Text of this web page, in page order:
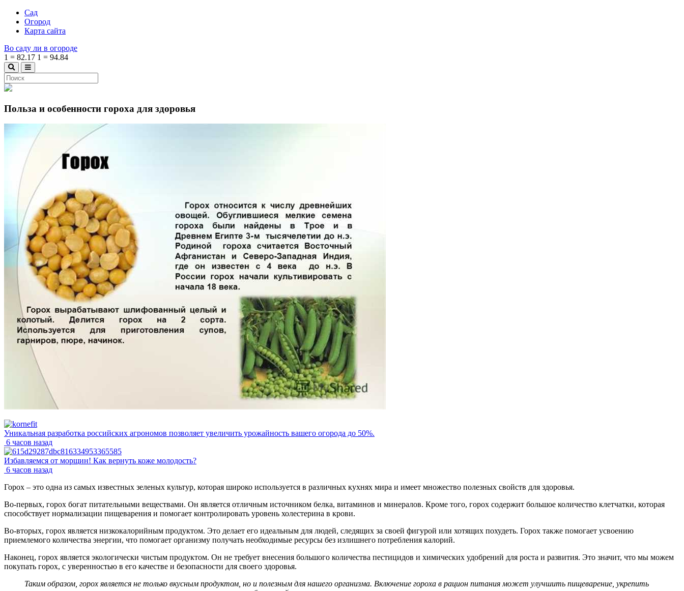
Сад
Огород
Карта сайта
Во саду ли в огороде
1 = 82.17 1 = 94.84
Польза и особенности гороха для здоровья
Уникальная разработка российских агрономов позволяет увеличить урожайность вашего огорода до 50%.
6 часов назад
Избавляемся от морщин! Как вернуть коже молодость?
6 часов назад
Горох – это одна из самых известных зеленых культур, которая широко используется в различных кухнях мира и имеет множество полезных свойств для здоровья.
Во-первых, горох богат питательными веществами. Он является отличным источником белка, витаминов и минералов. Кроме того, горох содержит большое количество клетчатки, которая
способствует нормализации пищеварения и помогает контролировать уровень холестерина в крови.
Во-вторых, горох является низкокалорийным продуктом. Это делает его идеальным для людей, следящих за своей фигурой или хотящих похудеть. Горох также помогает усвоению
приемлемого количества энергии, что помогает организму получать необходимые ресурсы без излишнего потребления калорий.
Наконец, горох является экологически чистым продуктом. Он не требует внесения большого количества пестицидов и химических удобрений для роста и развития. Это значит, что мы можем
покупать горох, с уверенностью в его качестве и безопасности для своего здоровья.
Таким образом, горох является не только вкусным продуктом, но и полезным для нашего организма. Включение гороха в рацион питания может улучшить пищеварение, укрепить